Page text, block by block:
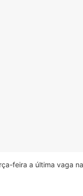
feira a última vaga